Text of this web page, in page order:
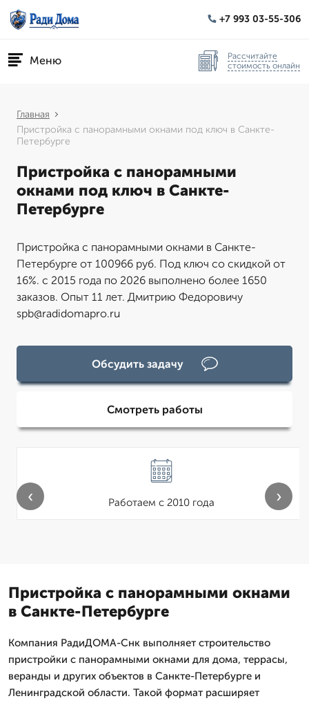
+7 993 03-55-306
Меню
Рассчитайте
стоимость онлайн
Главная
Пристройка с панорамными окнами под ключ в Санкте-
Петербурге
Пристройка с панорамными
окнами под ключ в Санкте-
Петербурге
Пристройка с панорамными окнами в Санкте-
Петербурге от 100966 руб. Под ключ со скидкой от
16%. с 2015 года по 2026 выполнено более 1650
заказов. Опыт 11 лет. Дмитрию Федоровичу
spb@radidomapro.ru
Обсудить задачу
Смотреть работы
Работаем с 2010 года
‹ ›
Пристройка с панорамными окнами
в Санкте-Петербурге
Компания РадиДОМА-Снк выполняет строительство
пристройки с панорамными окнами для дома, террасы,
веранды и других объектов в Санкте-Петербурге и
Ленинградской области. Такой формат расширяет